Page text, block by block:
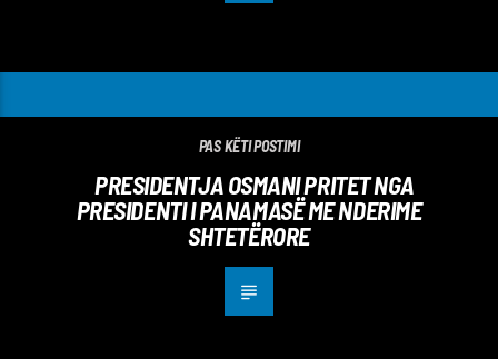
PAS KËTI POSTIMI
PRESIDENTJA OSMANI PRITET NGA
PRESIDENTI I PANAMASË ME NDERIME
SHTETËRORE